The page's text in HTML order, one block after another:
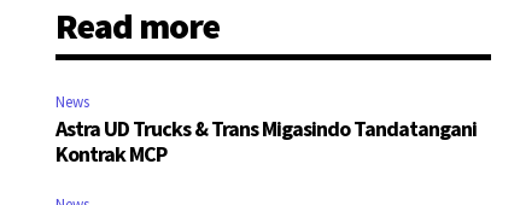
Read more
News
Astra UD Trucks & Trans Migasindo Tandatangani
Kontrak MCP